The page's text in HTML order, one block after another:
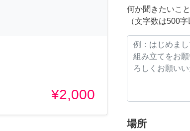
¥2,000
何か聞きたいこ
（文字数は500字
場所